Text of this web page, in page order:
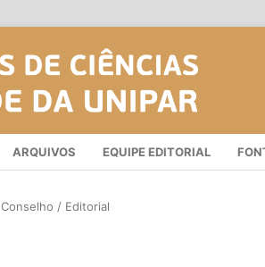
ARQUIVOS EQUIPE EDITORIAL
Conselho / Editorial